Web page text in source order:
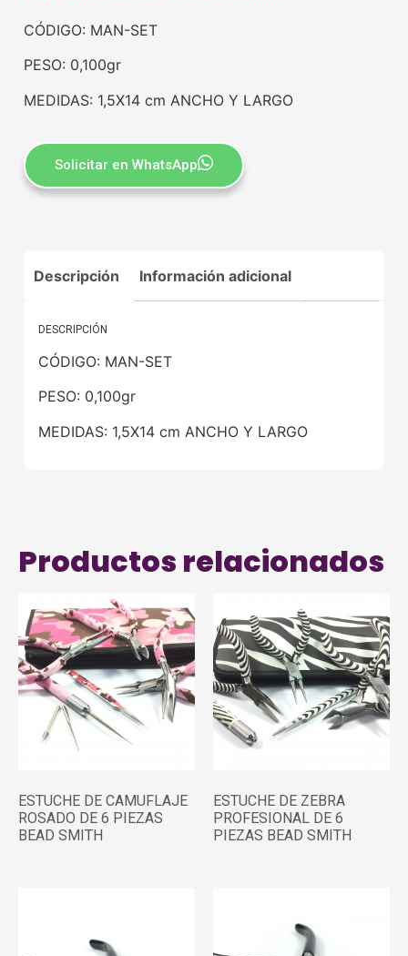
CÓDIGO: MAN-SET
PESO: 0,100gr
MEDIDAS: 1,5X14 cm ANCHO Y LARGO
Solicitar en WhatsApp
Descripción Información adicional
DESCRIPCIÓN
CÓDIGO: MAN-SET
PESO: 0,100gr
MEDIDAS: 1,5X14 cm ANCHO Y LARGO
Productos relacionados
ESTUCHE DE CAMUFLAJE
ROSADO DE 6 PIEZAS
BEAD SMITH
ESTUCHE DE ZEBRA
PROFESIONAL DE 6
PIEZAS BEAD SMITH